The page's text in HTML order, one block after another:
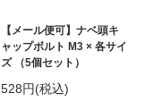
【メール便可】ナベ頭キ
ャップボルト M3 × 各サイ
ズ （5個セット）
528円(税込)